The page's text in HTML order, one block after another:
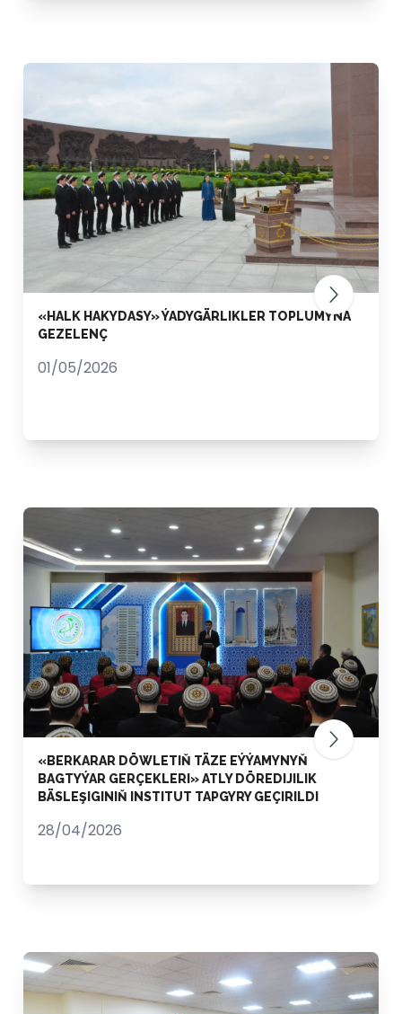
«HALK HAKYDASY» ÝADYGÄRLIKLER TOPLUMYNA
GEZELENÇ
01/05/2026
«BERKARAR DÖWLETIŇ TÄZE EÝÝAMYNYŇ
BAGTYÝAR GERÇEKLERI» ATLY DÖREDIJILIK
BÄSLEŞIGINIŇ INSTITUT TAPGYRY GEÇIRILDI
28/04/2026